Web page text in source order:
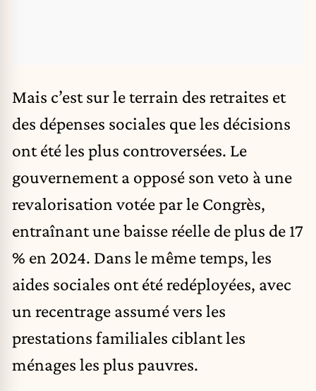
Mais c’est sur le terrain des retraites et
des dépenses sociales que les décisions
ont été les plus controversées. Le
gouvernement a opposé son veto à une
revalorisation votée par le Congrès,
entraînant une baisse réelle de plus de 17
% en 2024. Dans le même temps, les
aides sociales ont été redéployées, avec
un recentrage assumé vers les
prestations familiales ciblant les
ménages les plus pauvres.